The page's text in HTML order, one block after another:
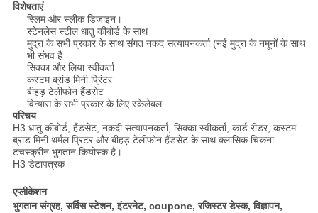
साइटमैप
PRIVACY
POLICY
विशेषताएं
स्लिम और स्लीक डिजाइन।
स्टेनलेस स्टील धातु कीबोर्ड के साथ
मुद्रा के सभी प्रकार के साथ संगत नकद सत्यापनकर्ता (नई मुद्रा के नमूनों के साथ
भी संभव है
सिक्का और लिया स्वीकर्ता
कस्टम ब्रांड मिनी प्रिंटर
बीहड़ टेलीफोन हैंडसेट
विन्यास के सभी प्रकार के लिए स्केलेबल
परिचय
H3 धातु कीबोर्ड, हैंडसेट, नकदी सत्यापनकर्ता, सिक्का स्वीकर्ता, कार्ड रीडर, कस्टम
ब्रांड मिनी थर्मल प्रिंटर और बीहड़ टेलीफोन हैंडसेट के साथ क्लासिक चिकना
टचस्क्रीन भुगतान कियोस्क है।
H3 डेटापत्रक
एप्लीकेशन
भुगतान संग्रह, सर्विस स्टेशन, इंटरनेट, coupone, रजिस्टर डेस्क, विज्ञापन,